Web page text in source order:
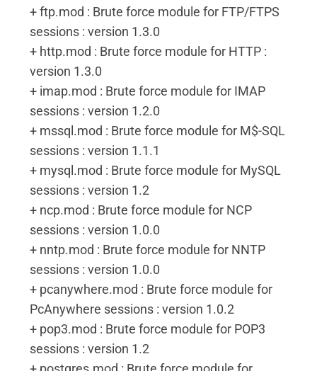
+ ftp.mod : Brute force module for FTP/FTPS
sessions : version 1.3.0
+ http.mod : Brute force module for HTTP :
version 1.3.0
+ imap.mod : Brute force module for IMAP
sessions : version 1.2.0
+ mssql.mod : Brute force module for M$-SQL
sessions : version 1.1.1
+ mysql.mod : Brute force module for MySQL
sessions : version 1.2
+ ncp.mod : Brute force module for NCP
sessions : version 1.0.0
+ nntp.mod : Brute force module for NNTP
sessions : version 1.0.0
+ pcanywhere.mod : Brute force module for
PcAnywhere sessions : version 1.0.2
+ pop3.mod : Brute force module for POP3
sessions : version 1.2